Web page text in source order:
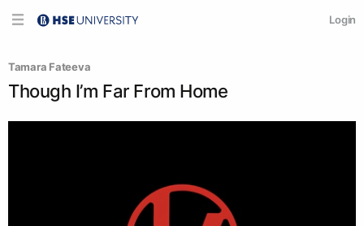
Login
Tamara Fateeva
Though I’m Far From Home